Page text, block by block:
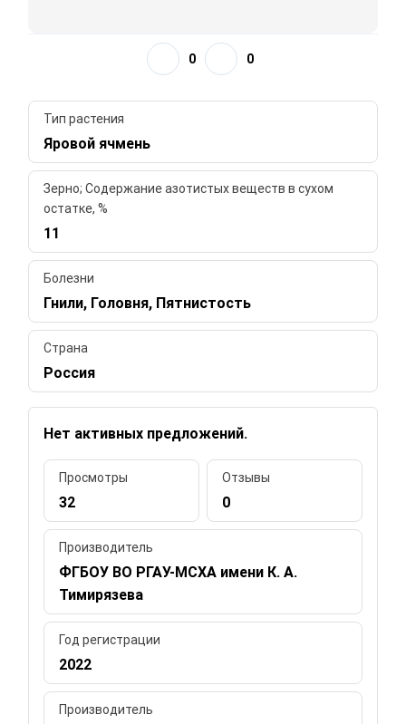
0 0
Тип растения
Яровой ячмень
Зерно; Содержание азотистых веществ в сухом
остатке, %
11
Болезни
Гнили, Головня, Пятнистость
Страна
Россия
Нет активных предложений.
Просмотры
32
Отзывы
0
Производитель
ФГБОУ ВО РГАУ-МСХА имени К. А.
Тимирязева
Год регистрации
2022
Производитель